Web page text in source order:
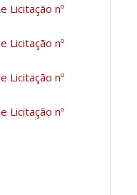
Licitação nº
Licitação nº
Licitação nº
Licitação nº